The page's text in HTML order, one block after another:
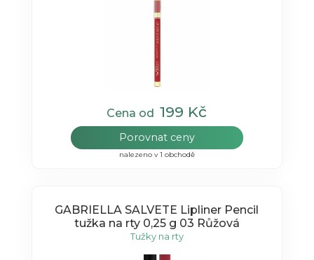
Cena od199 Kč
Porovnat ceny
nalezeno v 1 obchodě
GABRIELLA SALVETE Lipliner Pencil
tužka na rty 0,25 g 03 Růžová
Tužky na rty